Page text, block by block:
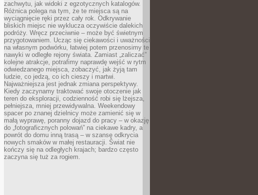
zachwytu, jak widoki z egzotycznych katalogów.
Różnica polega na tym, że te miejsca są na
wyciągnięcie ręki przez cały rok. Odkrywanie
bliskich miejsc nie wyklucza oczywiście dalekich
podróży. Wręcz przeciwnie – może być świetnym
przygotowaniem. Ucząc się ciekawości i uważności
na własnym podwórku, łatwiej potem przenosimy te
nawyki w odległe rejony świata. Zamiast „zaliczać”
kolejne atrakcje, potrafimy naprawdę wejść w rytm
odwiedzanego miejsca, zobaczyć, jak żyją tam
ludzie, co jedzą, co ich cieszy i martwi.
Najważniejsza jest jednak zmiana perspektywy.
Kiedy zaczynamy traktować swoje otoczenie jak
teren do eksploracji, codzienność robi się lżejsza,
pełniejsza, mniej przewidywalna. Weekendowy
spacer po znanej dzielnicy może zamienić się w
małą wyprawę, poranny dojazd do pracy – w okazję
do „fotograficznych polowań” na ciekawe kadry, a
powrót do domu inną trasą – w szansę odkrycia
nowych smaków w małej restauracji. Świat nie
kończy się na odległych krajach; bardzo często
zaczyna się tuż za rogiem.